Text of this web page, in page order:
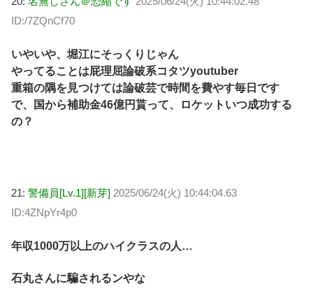
ID:/7ZQnCf70
いやいや、堀江にそっくりじゃん
やってることは屁理屈論破系コタツyoutuber
重箱の隅を見つけては論破芸で時間を費やす毎日です
で、国から補助金46億円貰って、ロケットいつ成功する
の？
21: 警備員[Lv.1][新芽] 2025/06/24(火) 10:44:04.63
ID:4ZNpYr4p0
年収1000万以上のハイクラスの人…
石丸さんに騙されるンやな